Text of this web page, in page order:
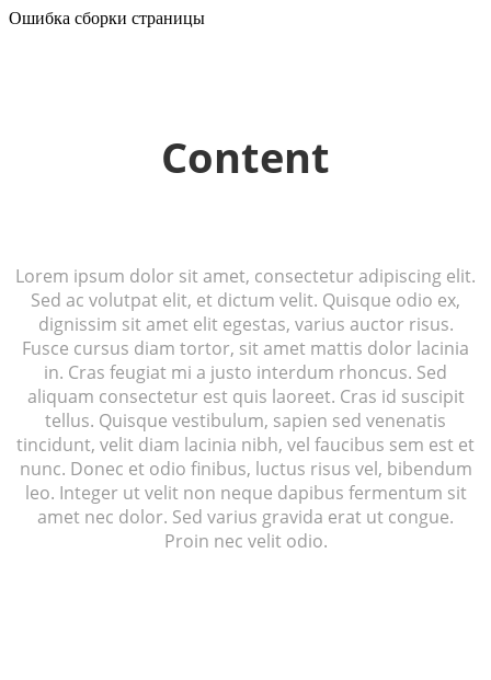
Ошибка сборки страницы
Content
Lorem ipsum dolor sit amet, consectetur adipiscing elit.
Sed ac volutpat elit, et dictum velit. Quisque odio ex,
dignissim sit amet elit egestas, varius auctor risus.
Fusce cursus diam tortor, sit amet mattis dolor lacinia
in. Cras feugiat mi a justo interdum rhoncus. Sed
aliquam consectetur est quis laoreet. Cras id suscipit
tellus. Quisque vestibulum, sapien sed venenatis
tincidunt, velit diam lacinia nibh, vel faucibus sem est et
nunc. Donec et odio finibus, luctus risus vel, bibendum
leo. Integer ut velit non neque dapibus fermentum sit
amet nec dolor. Sed varius gravida erat ut congue.
Proin nec velit odio.